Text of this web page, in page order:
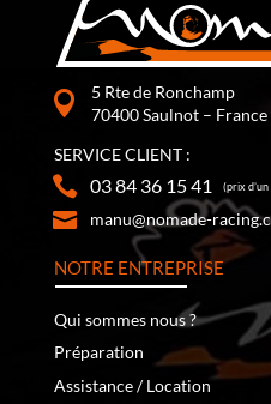
5 Rte de Ronchamp
70400 Saulnot – France
SERVICE CLIENT :
03 84 36 15 41 (prix
manu@nomade-
NOTRE ENTREPRISE
Qui sommes nous ?
Préparation
Assistance / Location